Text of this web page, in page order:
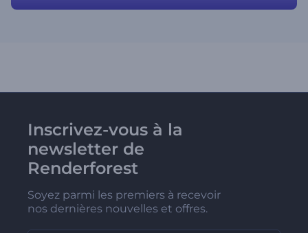
Inscrivez-vous à la
newsletter de
Renderforest
Soyez parmi les premiers à recevoir
nos dernières nouvelles et offres.